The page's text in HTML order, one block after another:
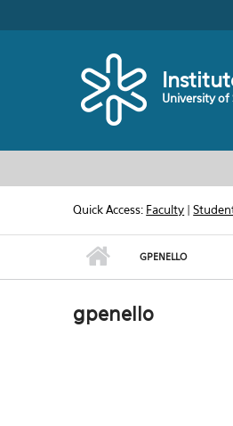
University of
Quick Access: Faculty |
GPENELLO
gpenello